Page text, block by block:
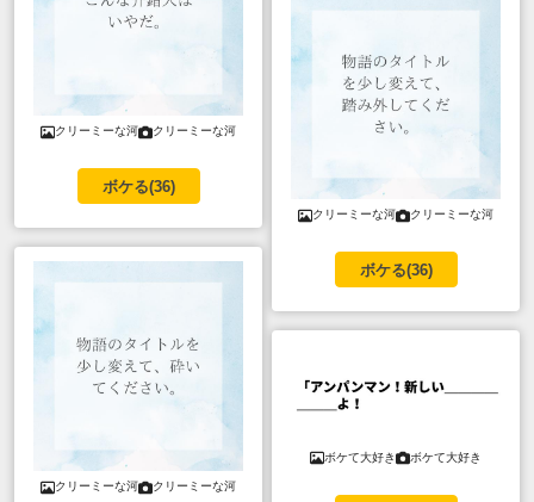
クリーミーな河 クリーミーな河
ボケる(36)
クリーミーな河 クリーミーな河
クリーミーな河 クリーミーな河
ボケる(36)
ボケて大好き ボケて大好き